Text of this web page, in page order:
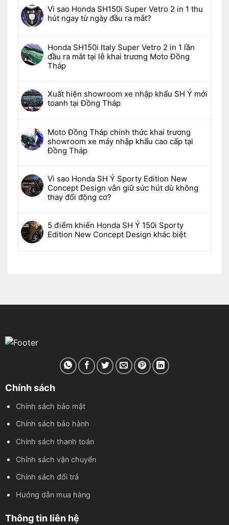
Vì sao Honda SH150i Super Vetro 2 in 1 thu
hút ngay từ ngày đầu ra mắt?
Honda SH150i Italy Super Vetro 2 in 1 lần
đầu ra mắt tại lễ khai trương Moto Đồng
Tháp
Xuất hiện showroom xe nhập khẩu SH Ý mới
toanh tại Đồng Tháp
Moto Đồng Tháp chính thức khai trương
showroom xe máy nhập khẩu cao cấp tại
Đồng Tháp
Vì sao Honda SH Ý Sporty Edition New
Concept Design vẫn giữ sức hút dù không
thay đổi động cơ?
5 điểm khiến Honda SH Ý 150i Sporty
Edition New Concept Design khác biệt
Chính sách
Chính sách bảo mật
Chính sách bảo hành
Chính sách thanh toán
Chính sách vận chuyển
Chính sách đổi trả
Hướng dẫn mua hàng
Thông tin liên hệ